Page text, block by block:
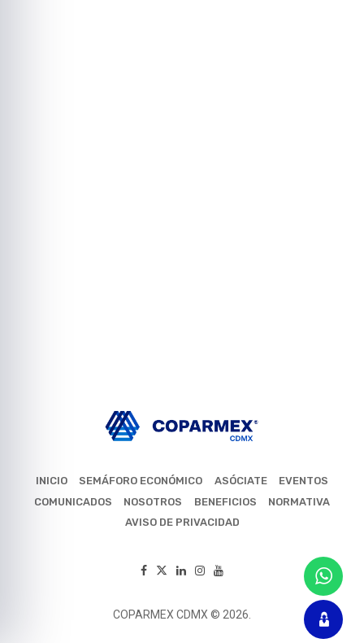
INICIO SEMÁFORO ECONÓMICO ASÓCIATE
EVENTOS
COMUNICADOS
NOSOTROS BENEFICIOS
NORMATIVA
AVISO DE PRIVACIDAD
COPARMEX CDMX © 2026.